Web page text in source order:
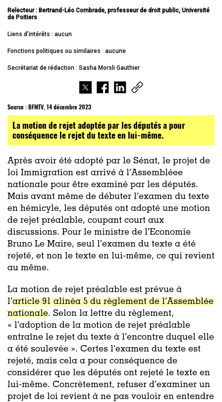
Relecteur : Bertrand-Léo Combrade, professeur de droit public, Université
de Poitiers
Liens d’intérêts : aucun
Fonctions politiques ou similaires : aucune
Secrétariat de rédaction : Sasha Morsli Gauthier
Source :BFMTV, 14 décembre 2023
La motion de rejet adoptée par les députés a pour
conséquence le rejet du texte en lui-même.
Après avoir été adopté par le Sénat, le projet de
loi Immigration est arrivé à l’Assembléee
nationale pour être examiné par les députés.
Mais avant même de débuter l’examen du texte
en hémicyle, les députés ont adopté une motion
de rejet préalable, coupant court aux
discussions. Pour le ministre de l’Economie
Bruno Le Maire, seul l’examen du texte a été
rejeté, et non le texte en lui-même, ce qui revient
au même.
La motion de rejet préalable est prévue à
l’article 91 alinéa 5 du règlement de l’Assemblée
nationale. Selon la lettre du règlement,
« l’adoption de la motion de rejet préalable
entraîne le rejet du texte à l’encontre duquel elle
a été soulevée ». Certes l’examen du texte est
rejeté, mais cela a pour conséquence de
considérer que les députés ont rejeté le texte en
lui-même. Concrètement, refuser d’examiner un
projet de loi revient à ne pas vouloir en entendre